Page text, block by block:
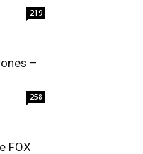
219
–
258
FOX